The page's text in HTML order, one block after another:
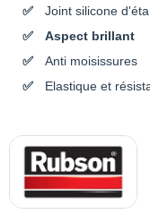
Joint silicone
Aspect brillant
Anti moisissures
Elastique et